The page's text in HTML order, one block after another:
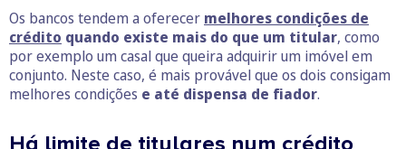
Os bancos tendem a oferecer melhores condições de
crédito quando existe mais do que um titular, como
por exemplo um casal que queira adquirir um imóvel em
conjunto. Neste caso, é mais provável que os dois consigam
melhores condições e até dispensa de fiador.